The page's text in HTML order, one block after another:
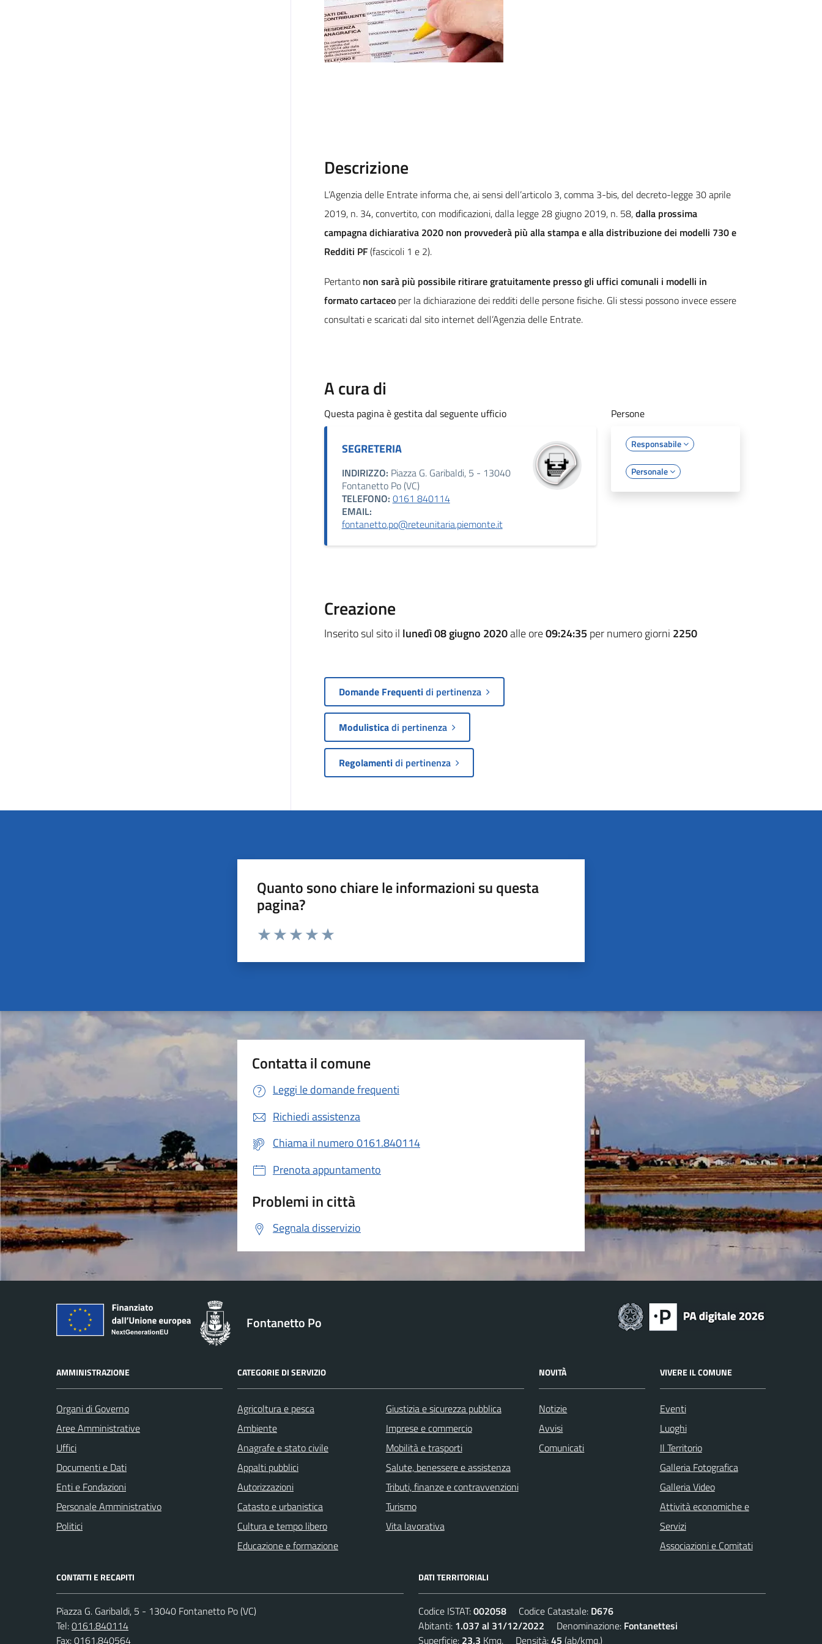
Descrizione
L’Agenzia delle Entrate informa che, ai sensi dell’articolo 3, comma 3-bis, del decreto-legge 30 aprile
2019, n. 34, convertito, con modificazioni, dalla legge 28 giugno 2019, n. 58,dalla prossima
campagna dichiarativa 2020 non provvederà più alla stampa e alla distribuzione dei modelli 730 e
Redditi PF(fascicoli 1 e 2).
Pertanto non sarà più possibile ritirare gratuitamente presso gli uffici comunali i modelli in
formato cartaceoper la dichiarazione dei redditi delle persone fisiche. Gli stessi possono invece essere
consultati e scaricati dal sito internet dell’Agenzia delle Entrate.
A cura di
Questa pagina è gestita dal seguente ufficio
SEGRETERIA
INDIRIZZO: Piazza G. Garibaldi, 5 - 13040
Fontanetto Po (VC)
TELEFONO: 0161 840114
EMAIL:
fontanetto.po@reteunitaria.piemonte.it
Persone
Responsabile
Personale
Creazione
Inserito sul sito il lunedì 08 giugno 2020alle ore09:24:35 per numero giorni 2250
Domande Frequentidi pertinenza
Modulisticadi pertinenza
Regolamentidi pertinenza
Quanto sono chiare le informazioni su questa
pagina?
Valuta da 1 a 5 stelle la pagina
Contatta il comune
Leggi le domande frequenti
Richiedi assistenza
Chiama il numero 0161.840114
Prenota appuntamento
Problemi in città
Segnala disservizio
Fontanetto Po
AMMINISTRAZIONE
Organi di Governo
Aree Amministrative
Uffici
Documenti e Dati
Enti e Fondazioni
Personale Amministrativo
Politici
CATEGORIE DI SERVIZIO
Agricoltura e pesca
Ambiente
Anagrafe e stato civile
Appalti pubblici
Autorizzazioni
Catasto e urbanistica
Cultura e tempo libero
Educazione e formazione
Giustizia e sicurezza pubblica
Imprese e commercio
Mobilità e trasporti
Salute, benessere e assistenza
Tributi, finanze e contravvenzioni
Turismo
Vita lavorativa
NOVITÀ
Notizie
Avvisi
Comunicati
VIVERE IL COMUNE
Eventi
Luoghi
Il Territorio
Galleria Fotografica
Galleria Video
Attività economiche e
Servizi
Associazioni e Comitati
CONTATTI E RECAPITI
Piazza G. Garibaldi, 5 - 13040 Fontanetto Po (VC)
Tel:0161.840114
Fax:0161.840564
DATI TERRITORIALI
Codice ISTAT:002058 Codice Catastale: D676
Abitanti: 1.037 al 31/12/2022 Denominazione: Fontanettesi
Superficie: 23,3 Kmq. Densità:45 (ab/kmq.)